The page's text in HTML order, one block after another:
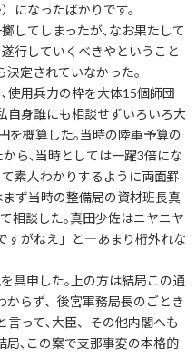
になったばかりです。
してしまったが､なお果たして
行していくべきやということ
定されていなかった。
使用兵力の枠を大体15個師団
自身誰にも相談せずいろいろ大
を概算した｡当時の陸軍予算の
ら､当時としては一躍3倍にな
素人わかりするように両面罫
ず当時の整備局の資材班長真
相談した｡真田少佐はニヤニヤ
すがねえ」と―あまり桁外れな
具申した｡上の方は結局この通
からず、後宮軍務局長のごとき
言って､大臣、その他内閣へも
局､この案で支那事変の本格的